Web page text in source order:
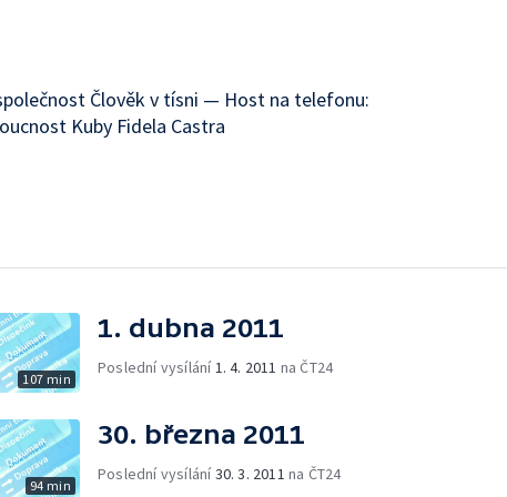
Člověk v tísni — Host na telefonu:
Kuby Fidela Castra
107 min
1. dubna 2011
Poslední vysílání1. 4. 2011 na ČT24
94 min
30. března 2011
Poslední vysílání30. 3. 2011 na ČT24